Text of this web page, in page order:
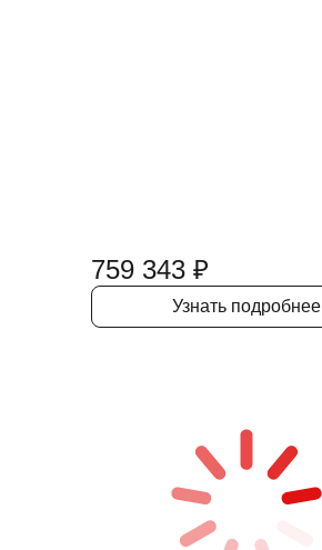
759 343 ₽
Узнать подробнее